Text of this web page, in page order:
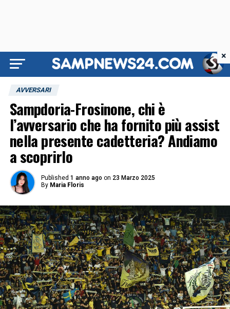
AVVERSARI
Sampdoria-Frosinone, chi è
l’avversario che ha fornito più assist
nella presente cadetteria? Andiamo
a scoprirlo
Published 1 anno ago on 23 Marzo 2025
By Maria Floris
×